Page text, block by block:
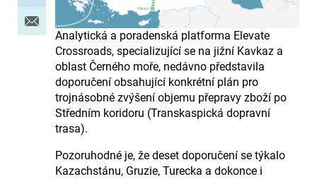
Analytická a poradenská platforma Elevate
Crossroads, specializující se na jižní Kavkaz a
oblast Černého moře, nedávno představila
doporučení obsahující konkrétní plán pro
trojnásobné zvýšení objemu přepravy zboží po
Středním koridoru (Transkaspická dopravní
trasa).
Pozoruhodné je, že deset doporučení se týkalo
Kazachstánu, Gruzie, Turecka a dokonce i